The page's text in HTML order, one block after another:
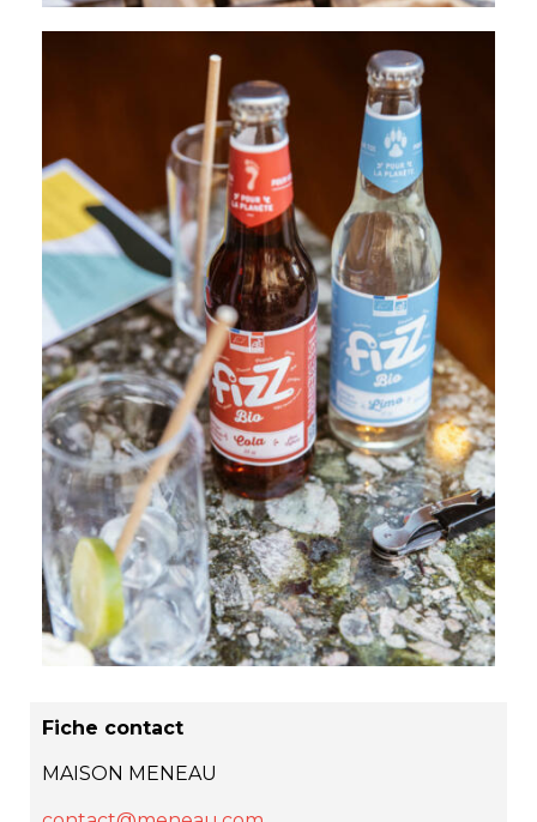
Fiche contact
MAISON MENEAU